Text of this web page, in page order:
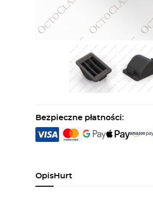
Bezpieczne płatności:
OpisHurt